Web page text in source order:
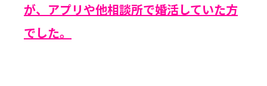
が、アプリや他相談所で婚活していた方
でした。